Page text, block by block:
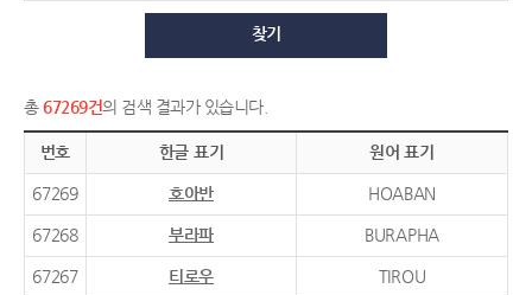
찾기
총 67269건의 검색 결과가 있습니다.
번호 한글 표기 원어 표기
67269 호아반 HOABAN
67268 부라파 BURAPHA
67267 티로우 TIROU